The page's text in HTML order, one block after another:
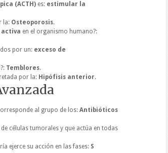
(ACTH) es: estimular la
la: Osteoporosis.
activa en el organismo humano?:
por un: exceso de
?: Temblores.
por la: Hipófisis anterior.
al grupo de los: Antibióticos
células tumorales y que actúa en todas
ejerce su acción en las fases: S